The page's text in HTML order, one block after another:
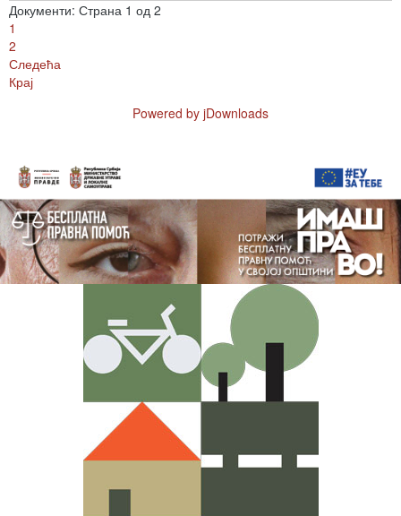
Документи: Страна 1 од 2
1
2
Следећа
Крај
Powered by jDownloads